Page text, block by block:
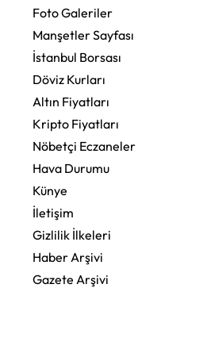
Foto Galeriler
Manşetler Sayfası
İstanbul Borsası
Döviz Kurları
Altın Fiyatları
Kripto Fiyatları
Nöbetçi Eczaneler
Hava Durumu
Künye
İletişim
Gizlilik İlkeleri
Haber Arşivi
Gazete Arşivi